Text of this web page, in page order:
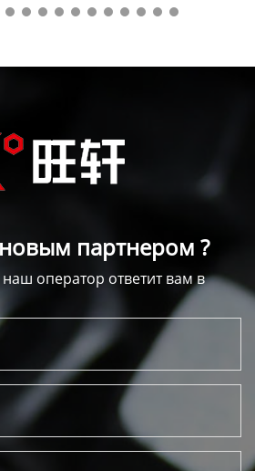
новым партнером ?
оператор ответит вам в